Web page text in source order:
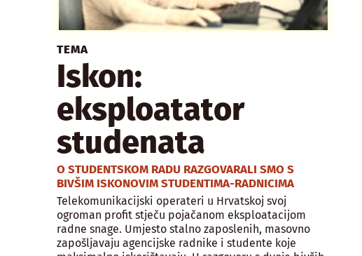
TEMA
Iskon:
eksploatator
studenata
O STUDENTSKOM RADU RAZGOVARALI SMO S
BIVŠIM ISKONOVIM STUDENTIMA-RADNICIMA
Telekomunikacijski operateri u Hrvatskoj svoj
ogroman profit stječu pojačanom eksploatacijom
radne snage. Umjesto stalno zaposlenih, masovno
zapošljavaju agencijske radnike i studente koje